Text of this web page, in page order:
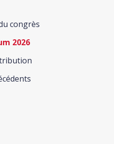
congrès
2026